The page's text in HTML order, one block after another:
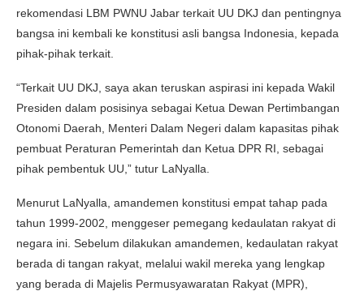
rekomendasi LBM PWNU Jabar terkait UU DKJ dan pentingnya
bangsa ini kembali ke konstitusi asli bangsa Indonesia, kepada
pihak-pihak terkait.
“Terkait UU DKJ, saya akan teruskan aspirasi ini kepada Wakil
Presiden dalam posisinya sebagai Ketua Dewan Pertimbangan
Otonomi Daerah, Menteri Dalam Negeri dalam kapasitas pihak
pembuat Peraturan Pemerintah dan Ketua DPR RI, sebagai
pihak pembentuk UU,” tutur LaNyalla.
Menurut LaNyalla, amandemen konstitusi empat tahap pada
tahun 1999-2002, menggeser pemegang kedaulatan rakyat di
negara ini. Sebelum dilakukan amandemen, kedaulatan rakyat
berada di tangan rakyat, melalui wakil mereka yang lengkap
yang berada di Majelis Permusyawaratan Rakyat (MPR),